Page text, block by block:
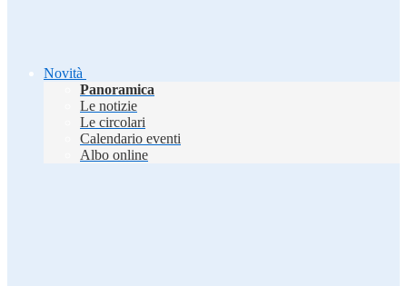
Novità
Panoramica
Le notizie
Le circolari
Calendario eventi
Albo online